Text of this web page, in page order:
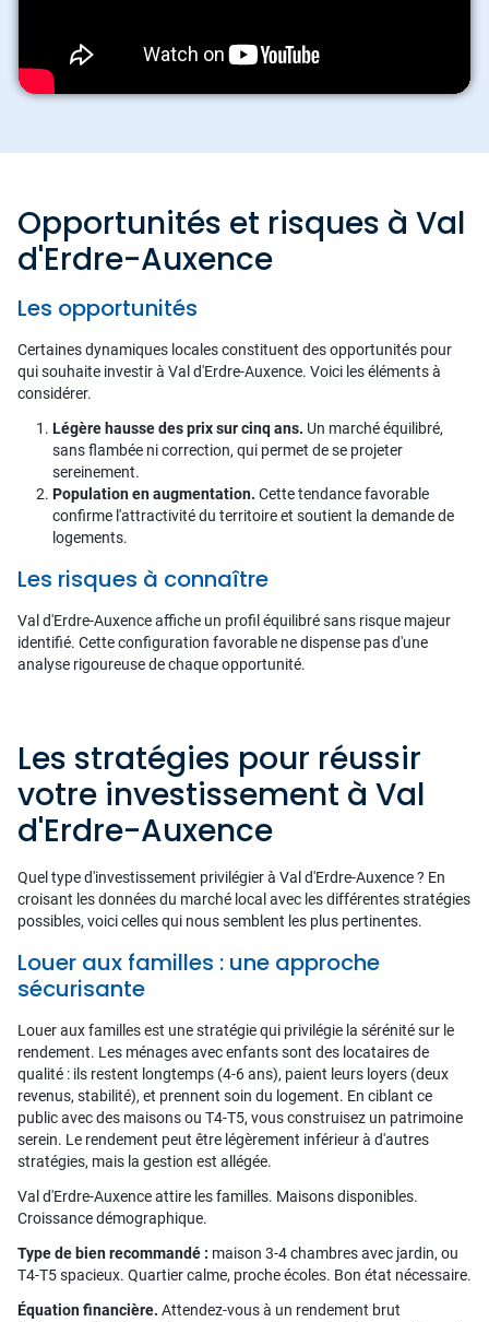
Opportunités et risques à Val
d'Erdre-Auxence
Les opportunités
Certaines dynamiques locales constituent des opportunités pour
qui souhaite investir à Val d'Erdre-Auxence. Voici les éléments à
considérer.
Légère hausse des prix sur cinq ans. Un marché équilibré,
sans flambée ni correction, qui permet de se projeter
sereinement.
Population en augmentation. Cette tendance favorable
confirme l'attractivité du territoire et soutient la demande de
logements.
Les risques à connaître
Val d'Erdre-Auxence affiche un profil équilibré sans risque majeur
identifié. Cette configuration favorable ne dispense pas d'une
analyse rigoureuse de chaque opportunité.
Les stratégies pour réussir
votre investissement à Val
d'Erdre-Auxence
Quel type d'investissement privilégier à Val d'Erdre-Auxence ? En
croisant les données du marché local avec les différentes stratégies
possibles, voici celles qui nous semblent les plus pertinentes.
Louer aux familles : une approche
sécurisante
Louer aux familles est une stratégie qui privilégie la sérénité sur le
rendement. Les ménages avec enfants sont des locataires de
qualité : ils restent longtemps (4-6 ans), paient leurs loyers (deux
revenus, stabilité), et prennent soin du logement. En ciblant ce
public avec des maisons ou T4-T5, vous construisez un patrimoine
serein. Le rendement peut être légèrement inférieur à d'autres
stratégies, mais la gestion est allégée.
Val d'Erdre-Auxence attire les familles. Maisons disponibles.
Croissance démographique.
Type de bien recommandé : maison 3-4 chambres avec jardin, ou
T4-T5 spacieux. Quartier calme, proche écoles. Bon état nécessaire.
Équation financière. Attendez-vous à un rendement brut